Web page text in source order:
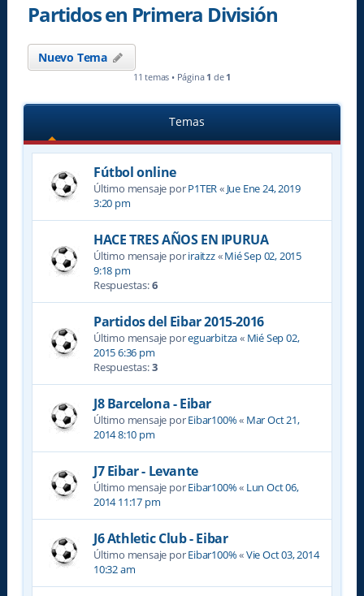
Partidos en Primera División
Nuevo Tema
11 temas • Página 1 de 1
Temas
Fútbol online
Último mensaje porP1TER« Jue Ene 24, 2019
3:20 pm
HACE TRES AÑOS EN IPURUA
Último mensaje poriraitzz«Mié Sep 02, 2015
9:18 pm
Respuestas:6
Partidos del Eibar 2015-2016
Último mensaje poreguarbitza« Mié Sep 02,
2015 6:36 pm
Respuestas:3
J8 Barcelona - Eibar
Último mensaje porEibar100%« Mar Oct 21,
2014 8:10 pm
J7 Eibar - Levante
Último mensaje porEibar100%« Lun Oct 06,
2014 11:17 pm
J6 Athletic Club - Eibar
Último mensaje porEibar100%«Vie Oct 03, 2014
10:32 am